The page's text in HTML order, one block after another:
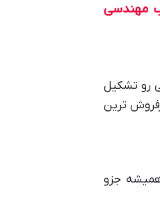
مهندسی
رو تشکیل
ترین
جزو